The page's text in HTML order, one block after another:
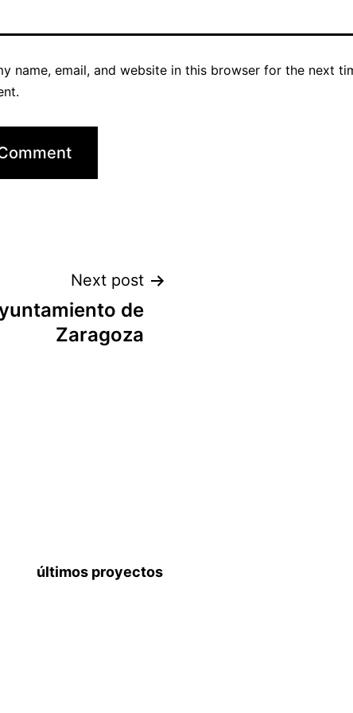
name, email, and website in this browser for the next
Next post
de
Zaragoza
últimos proyectos